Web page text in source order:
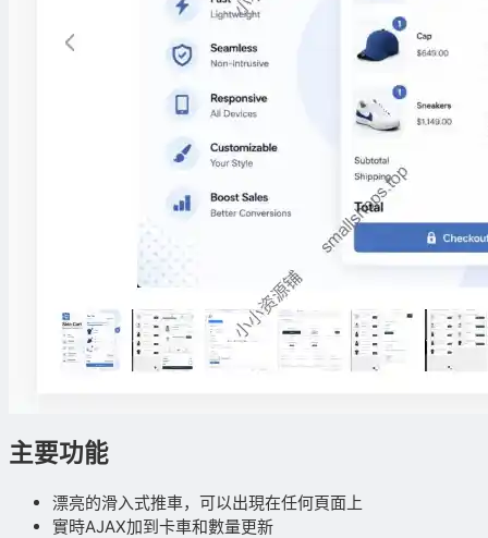
主要功能
漂亮的滑入式推車，可以出現在任何頁面上
實時AJAX加到卡車和數量更新